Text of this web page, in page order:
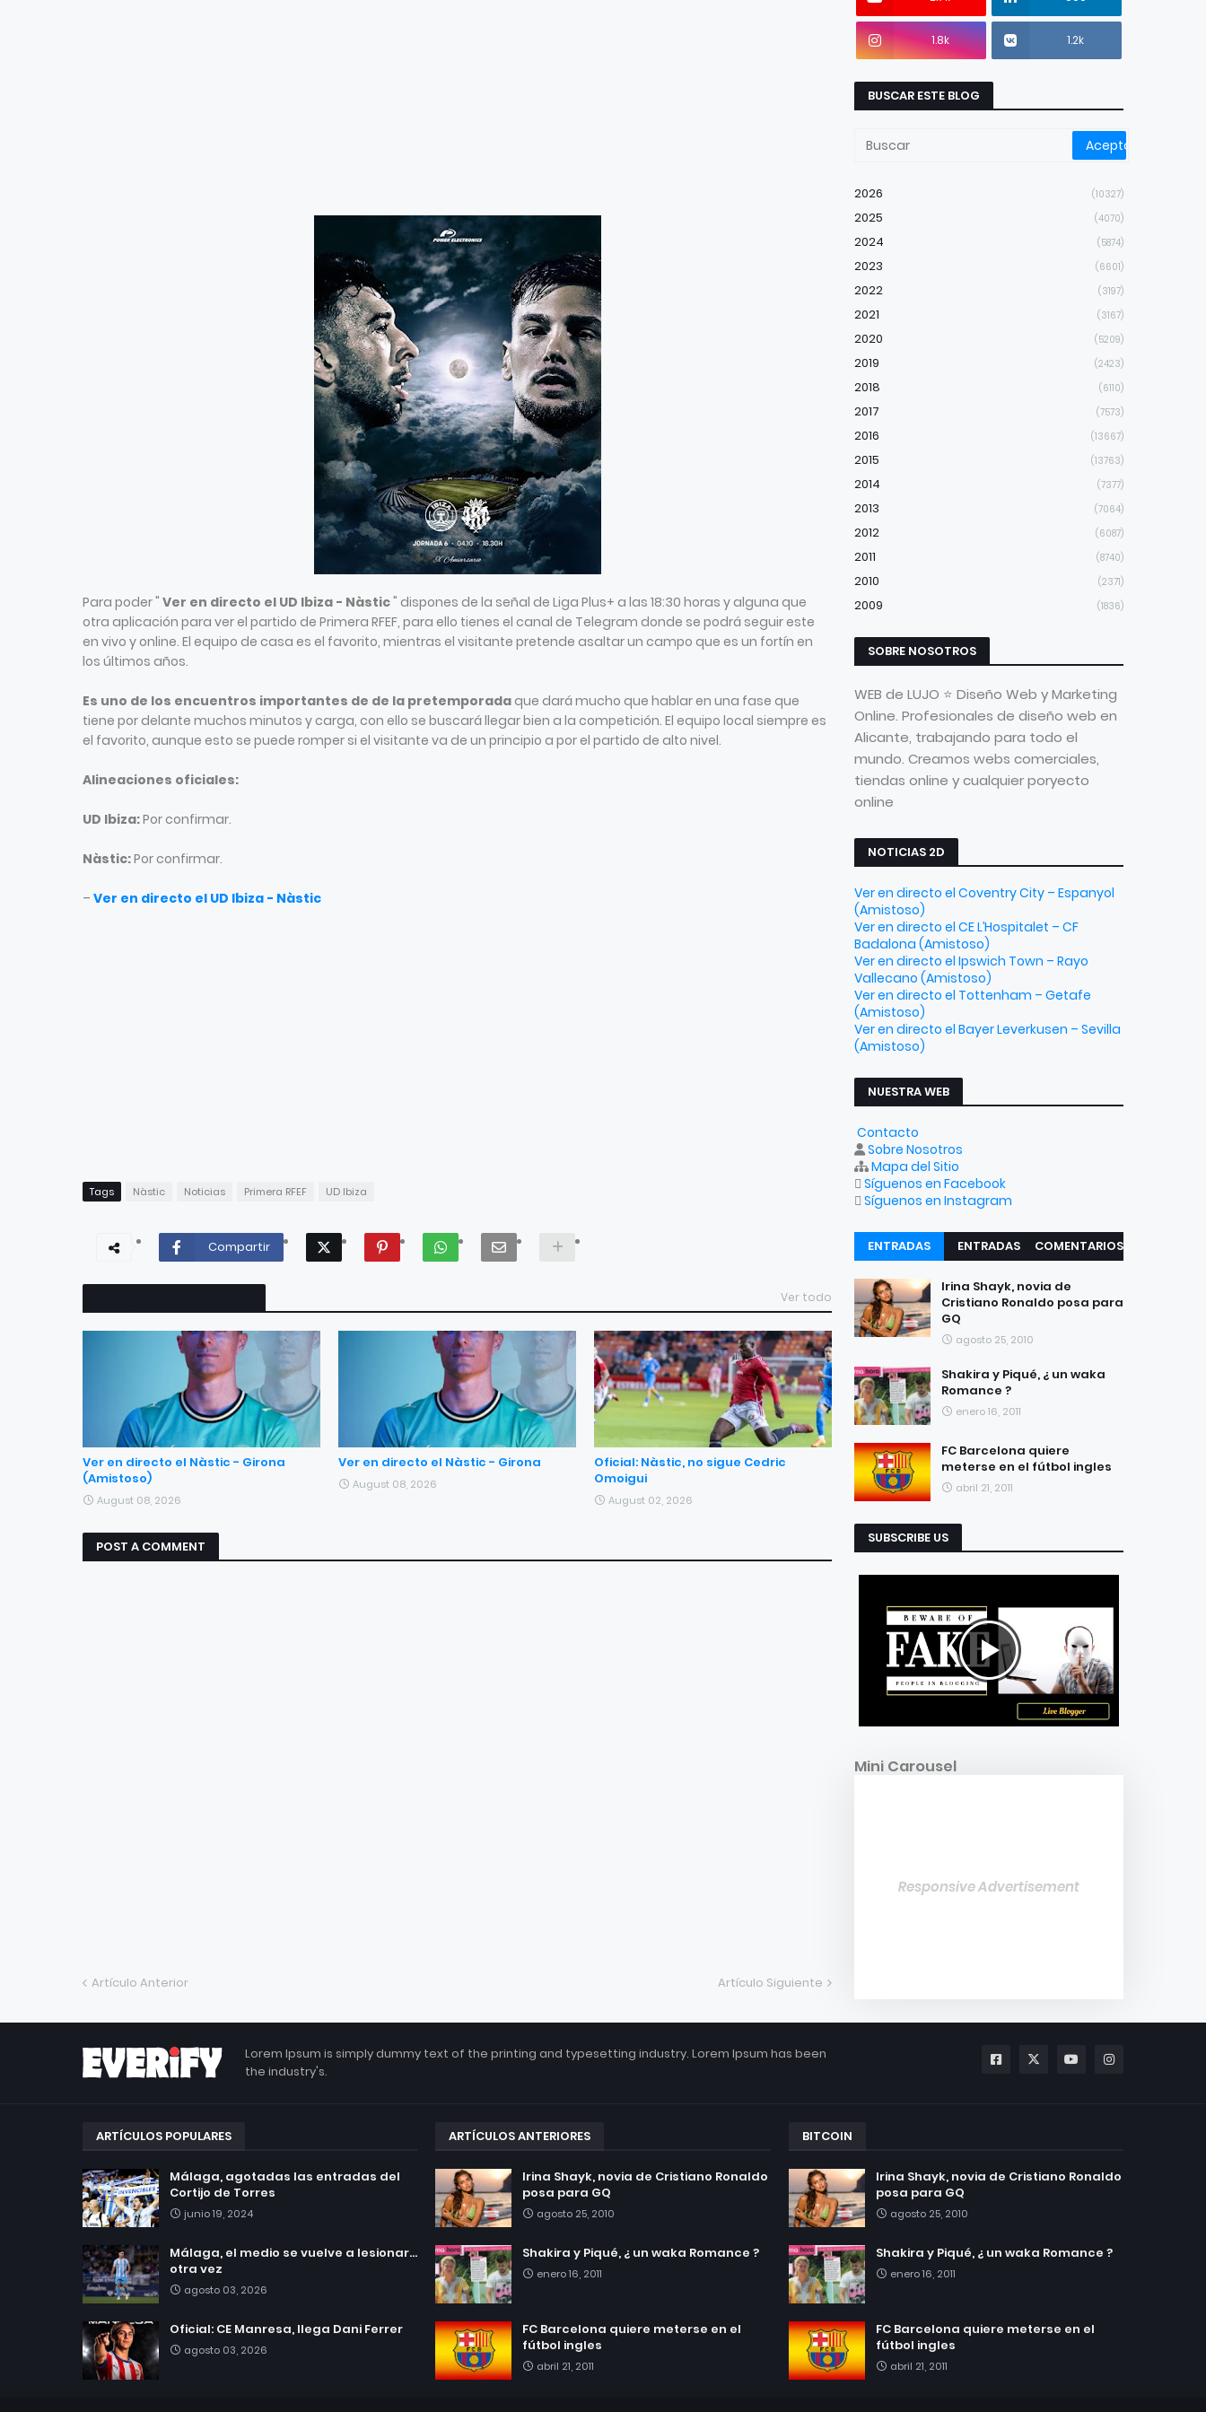
Para poder " Ver en directo el UD Ibiza - Nàstic" dispones de la señal de Liga Plus+ a las 18:30 horas y alguna que
otra aplicación para ver el partido de Primera RFEF, para ello tienes el canal de Telegram donde se podrá seguir este
en vivo y online. El equipo de casa es el favorito, mientras el visitante pretende asaltar un campo que es un fortín en
los últimos años.
Es uno de los encuentros importantes de de la pretemporada que dará mucho que hablar en una fase que
tiene por delante muchos minutos y carga, con ello se buscará llegar bien a la competición. El equipo local siempre es
el favorito, aunque esto se puede romper si el visitante va de un principio a por el partido de alto nivel.
Alineaciones oficiales:
UD Ibiza:Por confirmar.
Nàstic:Por confirmar.
– Ver en directo el UD Ibiza - Nàstic
Tags Nàstic Noticias Primera RFEF UD Ibiza
Compartir
Ver todo
Ver en directo el Nàstic - Girona
(Amistoso)
August 08, 2026
Ver en directo el Nàstic - Girona
August 08, 2026
Oficial: Nàstic, no sigue Cedric
Omoigui
August 02, 2026
POST A COMMENT
Artículo Anterior Artículo Siguiente
1.8k 1.2k
BUSCAR ESTE BLOG
2026 (10327)
2025 (4070)
2024 (5874)
2023 (6601)
2022 (3197)
2021 (3167)
2020 (5209)
2019 (2423)
2018 (6110)
2017 (7573)
2016 (13667)
2015 (13763)
2014 (7377)
2013 (7064)
2012 (6087)
2011 (8740)
2010 (2371)
2009 (1836)
SOBRE NOSOTROS
WEB de LUJO ⭐ Diseño Web y Marketing
Online. Profesionales de diseño web en
Alicante, trabajando para todo el
mundo. Creamos webs comerciales,
tiendas online y cualquier poryecto
online
NOTICIAS 2D
Ver en directo el Coventry City – Espanyol
(Amistoso)
Ver en directo el CE L’Hospitalet – CF
Badalona (Amistoso)
Ver en directo el Ipswich Town – Rayo
Vallecano (Amistoso)
Ver en directo el Tottenham – Getafe
(Amistoso)
Ver en directo el Bayer Leverkusen – Sevilla
(Amistoso)
NUESTRA WEB
Contacto
Sobre Nosotros
Mapa del Sitio
Síguenos en Facebook
Síguenos en Instagram
ENTRADAS
RECIENTES
ENTRADAS
COMENTARIOS
Irina Shayk, novia de
Cristiano Ronaldo posa para
GQ
agosto 25, 2010
Shakira y Piqué, ¿ un waka
Romance ?
enero 16, 2011
FC Barcelona quiere
meterse en el fútbol ingles
abril 21, 2011
SUBSCRIBE US
Mini Carousel
Responsive Advertisement
Lorem Ipsum is simply dummy text of the printing and typesetting industry. Lorem Ipsum has been
the industry's.
ARTÍCULOS POPULARES
Málaga, agotadas las entradas del
Cortijo de Torres
junio 19, 2024
Málaga, el medio se vuelve a lesionar...
otra vez
agosto 03, 2026
Oficial: CE Manresa, llega Dani Ferrer
agosto 03, 2026
ARTÍCULOS ANTERIORES
Irina Shayk, novia de Cristiano Ronaldo
posa para GQ
agosto 25, 2010
Shakira y Piqué, ¿ un waka Romance ?
enero 16, 2011
FC Barcelona quiere meterse en el
fútbol ingles
abril 21, 2011
BITCOIN
Irina Shayk, novia de Cristiano Ronaldo
posa para GQ
agosto 25, 2010
Shakira y Piqué, ¿ un waka Romance ?
enero 16, 2011
FC Barcelona quiere meterse en el
fútbol ingles
abril 21, 2011